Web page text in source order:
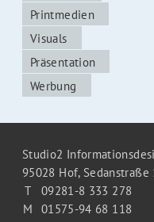
Printmedien
Visuals
Präsentation
Werbung
Studio2
95028 Hof, Sedanstraße
T
09281-8 333 278
M
01575-94 68 118